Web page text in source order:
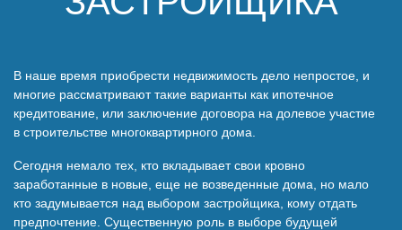
Наши победы
Видео о нас
В наше время приобрести недвижимость дело непростое, и
многие рассматривают такие варианты как ипотечное
кредитование, или заключение договора на долевое участие
в строительстве многоквартирного дома.
Сегодня немало тех, кто вкладывает свои кровно
заработанные в новые, еще не возведенные дома, но мало
кто задумывается над выбором застройщика, кому отдать
предпочтение. Существенную роль в выборе будущей